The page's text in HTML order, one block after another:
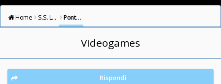
Home S.S. LAZIO FORUM Ponte Milvio
Videogames
Rispondi